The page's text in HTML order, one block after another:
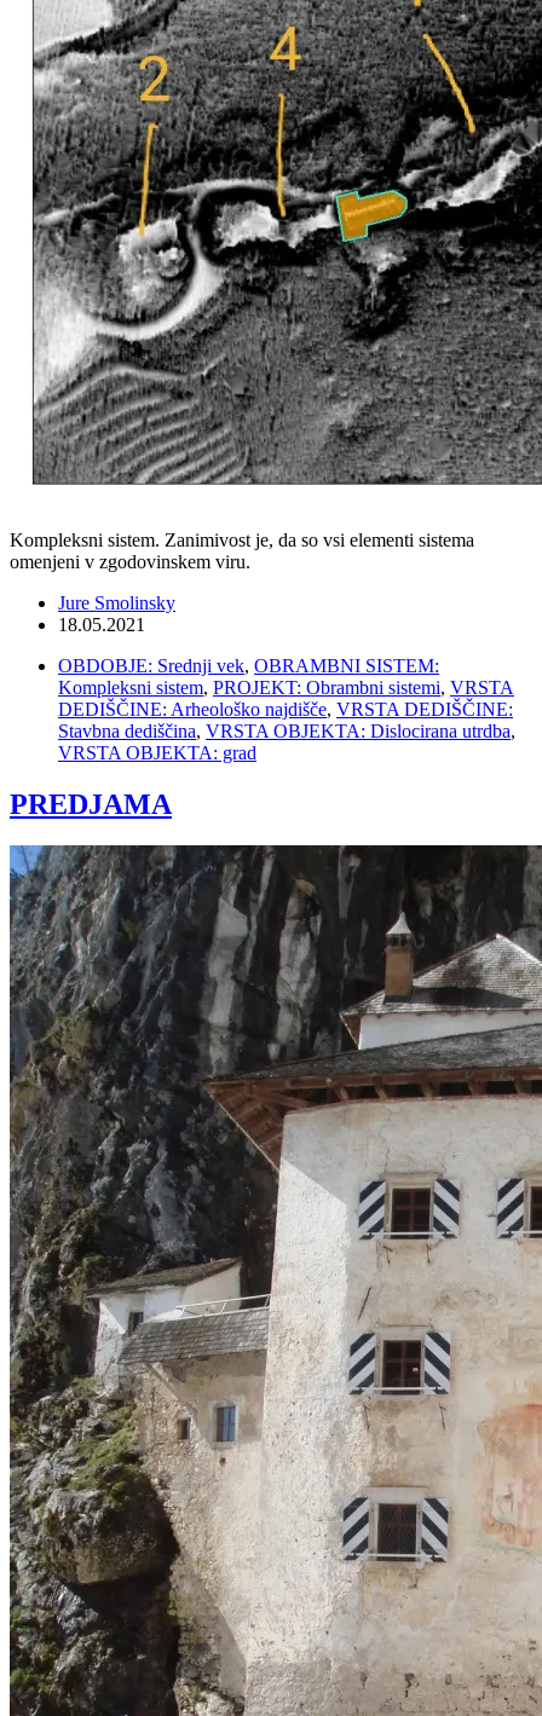
Kompleksni sistem. Zanimivost je, da so vsi elementi sistema
omenjeni v zgodovinskem viru.
Jure Smolinsky
18.05.2021
OBDOBJE: Srednji vek, OBRAMBNI SISTEM:
Kompleksni sistem, PROJEKT: Obrambni sistemi, VRSTA
DEDIŠČINE: Arheološko najdišče, VRSTA DEDIŠČINE:
Stavbna dediščina, VRSTA OBJEKTA: Dislocirana utrdba,
VRSTA OBJEKTA: grad
PREDJAMA